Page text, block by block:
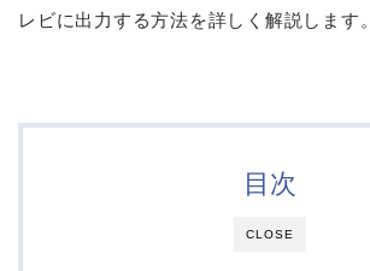
レビに出力する方法を詳しく解説します。
CLOSE
目次